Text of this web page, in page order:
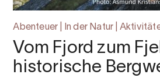
Abenteuer | In der Natur |
Vom Fjord zum
historische